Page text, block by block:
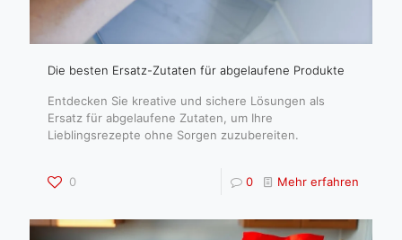
Die besten Ersatz-Zutaten für abgelaufene Produkte
Entdecken Sie kreative und sichere Lösungen als
Ersatz für abgelaufene Zutaten, um Ihre
Lieblingsrezepte ohne Sorgen zuzubereiten.
0 0 Mehr erfahren